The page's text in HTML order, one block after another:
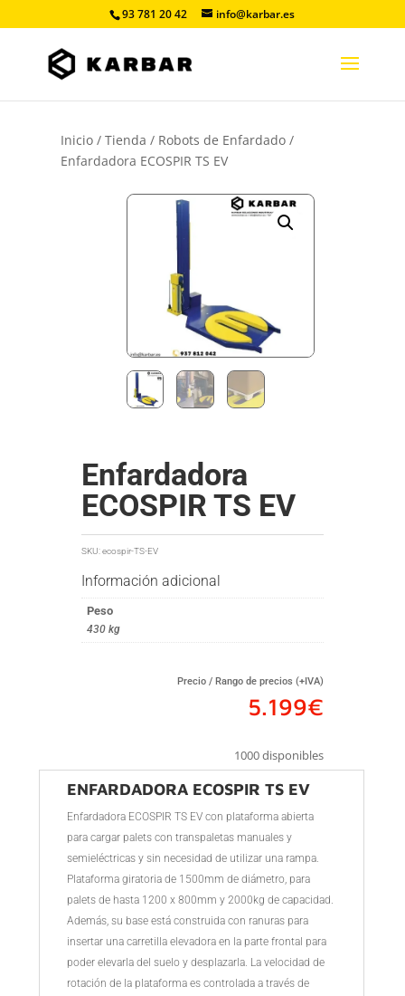
93 781 20 42 info@karbar.es
Inicio /Tienda / Robots de Enfardado /
Enfardadora ECOSPIR TS EV
Enfardadora
ECOSPIR TS EV
SKU:ecospir-TS-EV
Información adicional
Peso
430 kg
Precio / Rango de precios (+IVA)
5.199€
1000 disponibles
ENFARDADORA ECOSPIR TS EV
Enfardadora ECOSPIR TS EV con plataforma abierta
para cargar palets con transpaletas manuales y
semieléctricas y sin necesidad de utilizar una rampa.
Plataforma giratoria de 1500mm de diámetro, para
palets de hasta 1200 x 800mm y 2000kg de capacidad.
Además, su base está construida con ranuras para
insertar una carretilla elevadora en la parte frontal para
poder elevarla del suelo y desplazarla. La velocidad de
rotación de la plataforma es controlada a través de